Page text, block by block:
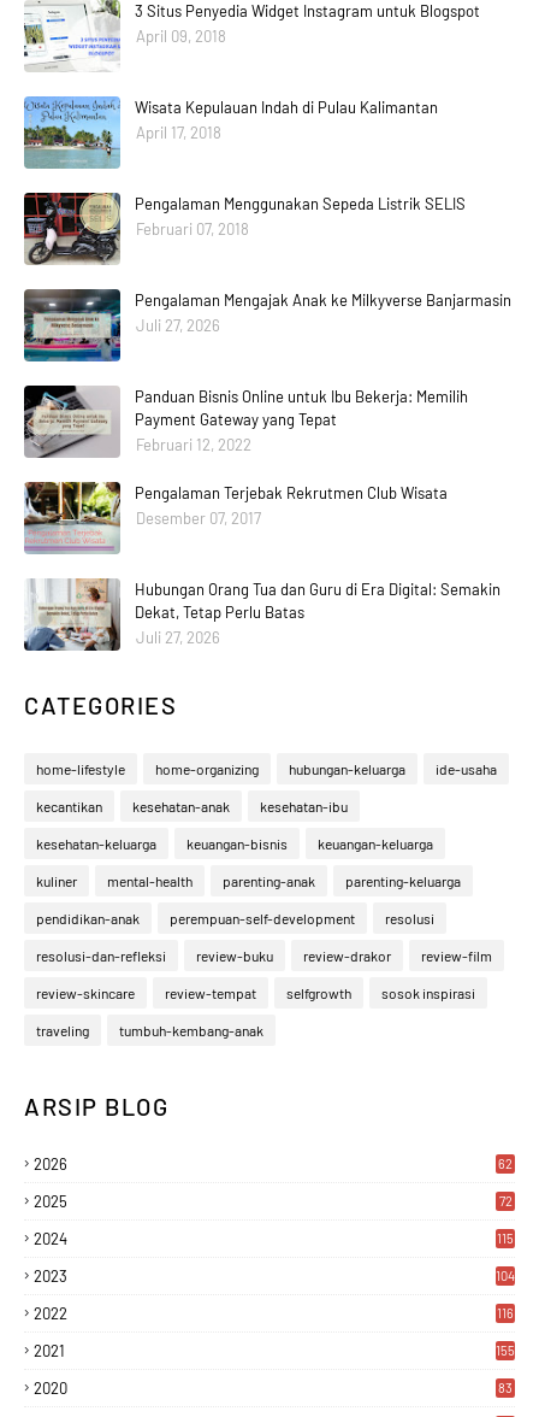
3 Situs Penyedia Widget Instagram untuk Blogspot
April 09, 2018
Wisata Kepulauan Indah di Pulau Kalimantan
April 17, 2018
Pengalaman Menggunakan Sepeda Listrik SELIS
Februari 07, 2018
Pengalaman Mengajak Anak ke Milkyverse Banjarmasin
Juli 27, 2026
Panduan Bisnis Online untuk Ibu Bekerja: Memilih
Payment Gateway yang Tepat
Februari 12, 2022
Pengalaman Terjebak Rekrutmen Club Wisata
Desember 07, 2017
Hubungan Orang Tua dan Guru di Era Digital: Semakin
Dekat, Tetap Perlu Batas
Juli 27, 2026
CATEGORIES
home-lifestyle home-organizing hubungan-keluarga ide-usaha
kecantikan kesehatan-anak kesehatan-ibu
kesehatan-keluarga keuangan-bisnis keuangan-keluarga
kuliner mental-health parenting-anak parenting-keluarga
pendidikan-anak perempuan-self-development resolusi
resolusi-dan-refleksi review-buku review-drakor review-film
review-skincare review-tempat selfgrowth sosok inspirasi
traveling tumbuh-kembang-anak
ARSIP BLOG
2026 62
2025 72
2024 115
2023 104
2022 116
2021 155
2020 83